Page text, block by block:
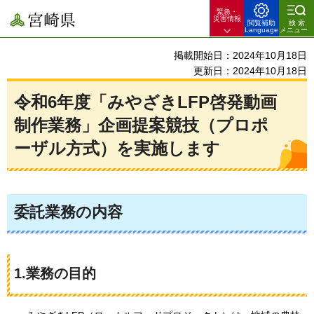
宮崎県
緊急・
災害情報
閲覧補助
Language
検索
メニュー
掲載開始日：2024年10月18日
更新日：2024年10月18日
令和6年度「みやざきLFP啓発動画
制作業務」企画提案競技（プロポ
ーザル方式）を実施します
委託業務の内容
1.業務の目的